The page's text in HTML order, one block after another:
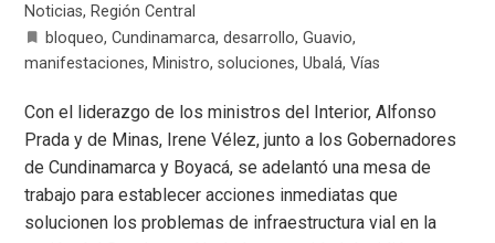
Noticias, Región Central
bloqueo,Cundinamarca,desarrollo,Guavio,
manifestaciones, Ministro,soluciones,Ubalá,Vías
Con el liderazgo de los ministros del Interior, Alfonso
Prada y de Minas, Irene Vélez, junto a los Gobernadores
de Cundinamarca y Boyacá, se adelantó una mesa de
trabajo para establecer acciones inmediatas que
solucionen los problemas de infraestructura vial en la